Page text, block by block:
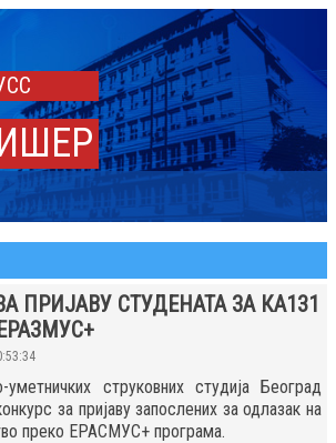
ПРИЈАВУ СТУДЕНАТА ЗА КА131
уметничких струковних студија Београд
за пријаву запослених за одлазак на
преко ЕРАСМУС+ програма.